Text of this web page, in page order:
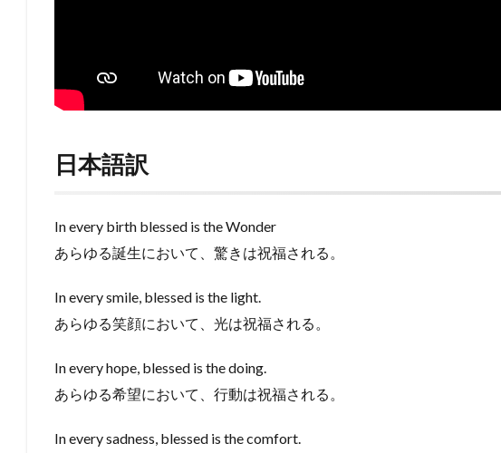
日本語訳
In every birth blessed is the Wonder
あらゆる誕生において、驚きは祝福される。
In every smile, blessed is the light.
あらゆる笑顔において、光は祝福される。
In every hope, blessed is the doing.
あらゆる希望において、行動は祝福される。
In every sadness, blessed is the comfort.